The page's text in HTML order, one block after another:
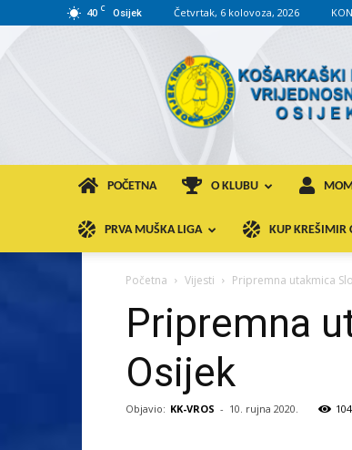
40 C Osijek Četvrtak, 6 kolovoza, 2026
KK
VROS
POČETNA O KLUBU
PRVA MUŠKA LIGA KUP KREŠIMIR
Početna Vijesti Pripremna utakmica
Pripremna
Osijek
Objavio: KK-VROS - 10. rujna 2020.